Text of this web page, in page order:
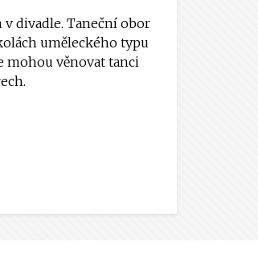
divadle. Taneční obor
uměleckého typu
mohou věnovat tanci